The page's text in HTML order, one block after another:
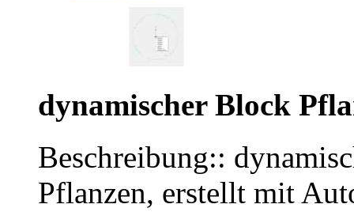
dynamischer Block
Beschreibung::
Pflanzen, erstellt mit